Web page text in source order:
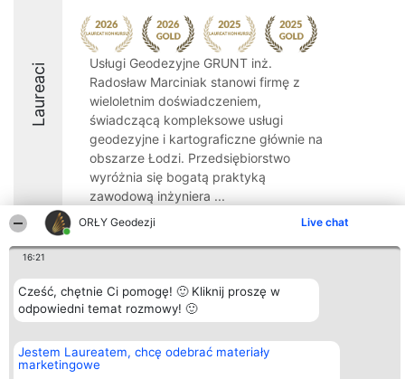
ORŁY Geodezji Live chat
16:21
Cześć, chętnie Ci pomogę! 🙂 Kliknij proszę w
odpowiedni temat rozmowy! 🙂
Jestem Laureatem, chcę odebrać materiały
marketingowe
Laureaci
Usługi Geodezyjne GRUNT inż.
Radosław Marciniak stanowi firmę z
wieloletnim doświadczeniem,
świadczącą kompleksowe usługi
geodezyjne i kartograficzne głównie na
obszarze Łodzi. Przedsiębiorstwo
wyróżnia się bogatą praktyką
zawodową inżyniera ...
9.5
Organizator plebiscytu
Bright Side Solutions sp. z o.
o. sp. k.
Wrocław 50-079
KRS 0000749100 | Regon
381313360 | NIP 8943132676
Plebiscyt
Laureaci
Lista
Laureatów
Zasady
Kontakt